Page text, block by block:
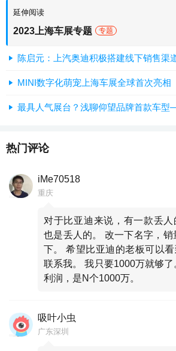
延伸阅读
2023上海车展专题 专题
陈启元：上汽奥迪积极搭建线下销售渠
MINI数字化萌宠上海车展全球首次亮相
最具人气展台？浅聊仰望品牌首款车
热门评论
iMe70518
重庆
对于比亚迪来说，有一款丢人
也是丢人的。 改一下名字，销
下。 希望比亚迪的老板可以
联系我。 我只要1000万就够
利润，是N个1000万。
吸叶小虫
广东深圳